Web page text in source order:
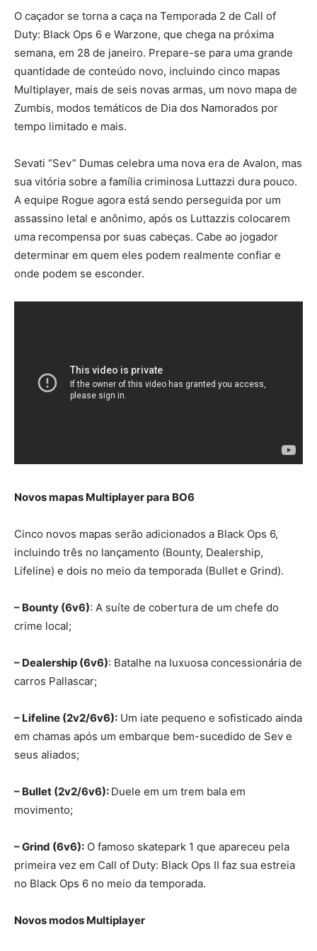
O caçador se torna a caça na Temporada 2 de Call of
Duty: Black Ops 6 e Warzone, que chega na próxima
semana, em 28 de janeiro. Prepare-se para uma grande
quantidade de conteúdo novo, incluindo cinco mapas
Multiplayer, mais de seis novas armas, um novo mapa de
Zumbis, modos temáticos de Dia dos Namorados por
tempo limitado e mais.
Sevati “Sev” Dumas celebra uma nova era de Avalon, mas
sua vitória sobre a família criminosa Luttazzi dura pouco.
A equipe Rogue agora está sendo perseguida por um
assassino letal e anônimo, após os Luttazzis colocarem
uma recompensa por suas cabeças. Cabe ao jogador
determinar em quem eles podem realmente confiar e
onde podem se esconder.
Novos mapas Multiplayer para BO6
Cinco novos mapas serão adicionados a Black Ops 6,
incluindo três no lançamento (Bounty, Dealership,
Lifeline) e dois no meio da temporada (Bullet e Grind).
– Bounty (6v6): A suíte de cobertura de um chefe do
crime local;
– Dealership (6v6): Batalhe na luxuosa concessionária de
carros Pallascar;
– Lifeline (2v2/6v6): Um iate pequeno e sofisticado ainda
em chamas após um embarque bem-sucedido de Sev e
seus aliados;
– Bullet (2v2/6v6): Duele em um trem bala em
movimento;
– Grind (6v6): O famoso skatepark 1 que apareceu pela
primeira vez em Call of Duty: Black Ops II faz sua estreia
no Black Ops 6 no meio da temporada.
Novos modos Multiplayer